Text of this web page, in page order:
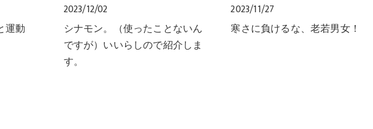
運動
2023/12/02
シナモン。（使ったことないん
ですが）いいらしので紹介しま
す。
2023/11/27
寒さに負けるな、老若男女！